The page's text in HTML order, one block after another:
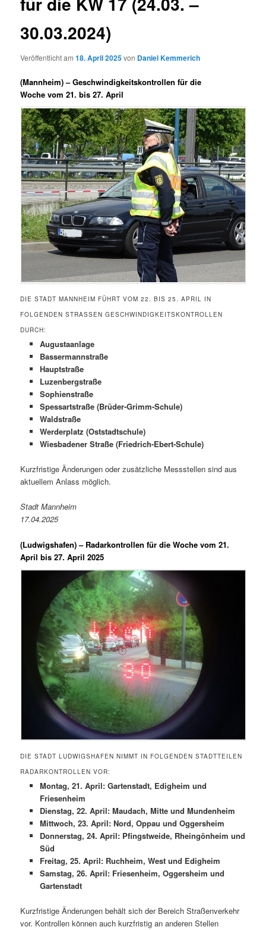
30.03.2024)
Veröffentlicht am18. April 2025von Daniel Kemmerich
(Mannheim) –Geschwindigkeitskontrollen für die
Woche vom 21. bis 27. April
DIE STADT MANNHEIM FÜHRT VOM 22. BIS 25. APRIL IN
FOLGENDEN STRASSEN GESCHWINDIGKEITSKONTROLLEN D
URCH:
Augustaanlage
Bassermannstraße
Hauptstraße
Luzenbergstraße
Sophienstraße
Spessartstraße (Brüder-Grimm-Schule)
Waldstraße
Werderplatz (Oststadtschule)
Wiesbadener Straße (Friedrich-Ebert-Schule)
Kurzfristige Änderungen oder zusätzliche Messstellen sind aus
aktuellem Anlass möglich.
Stadt Mannheim
17.04.2025
(Ludwigshafen) – Radarkontrollen für die Woche vom 21.
April bis 27. April 2025
DIE STADT LUDWIGSHAFEN NIMMT IN FOLGENDEN STADTTEILEN
RADARKONTROLLEN VOR:
Montag, 21. April: Gartenstadt, Edigheim und
Friesenheim
Dienstag, 22. April: Maudach, Mitte und Mundenheim
Mittwoch, 23. April: Nord, Oppau und Oggersheim
Donnerstag, 24. April: Pfingstweide, Rheingönheim und
Süd
Freitag, 25. April: Ruchheim, West und Edigheim
Samstag, 26. April: Friesenheim, Oggersheim und
Gartenstadt
Kurzfristige Änderungen behält sich der Bereich Straßenverkehr
vor. Kontrollen können auch kurzfristig an anderen Stellen